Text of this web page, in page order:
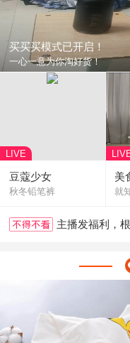
买买买模式已开启！
一心一意为你淘好货！
LIVE
豆蔻少女
秋冬铅笔裤
美
就
主播发福利，